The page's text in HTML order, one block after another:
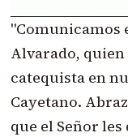
"Comunicamos
Alvarado,
catequista en
Cayetano.
que el Señor